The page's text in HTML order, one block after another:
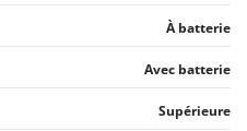
À batterie
Avec batterie
Supérieure